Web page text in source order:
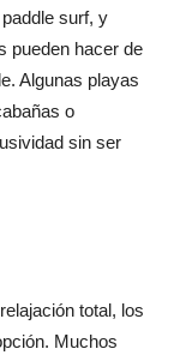
surf, y
pueden hacer de
Algunas playas
o
sin ser
total, los
Muchos